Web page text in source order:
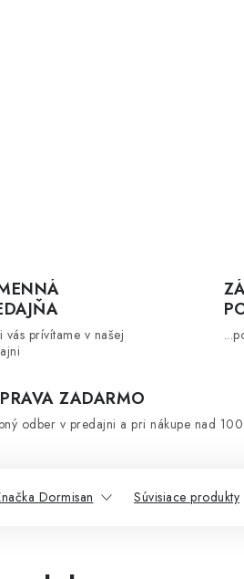
vás prívítame v našej
ZADARMO
odber v predajni a pri nákupe nad
Dormisan Súvisiace produkty